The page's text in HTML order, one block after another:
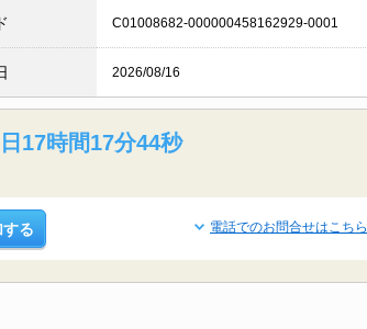
C01008682-000000458162929-0001
2026/08/16
17時間17分43秒
る 電話でのお問合せはこちら